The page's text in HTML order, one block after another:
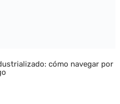
cómo navegar por